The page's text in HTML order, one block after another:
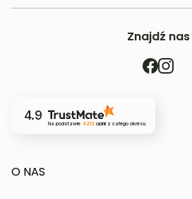
Znajdź nas
4.9
Na podstawie 4212opinii z całego okresu
O NAS